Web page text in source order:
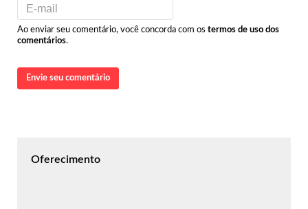
Ao enviar seu comentário, você concorda com os termos de uso dos
comentários.
Envie seu comentário
Oferecimento